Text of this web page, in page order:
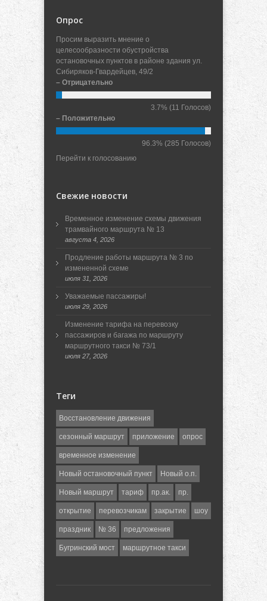
Опрос
Просим выразить мнение о
целесообразности обустройства
остановочных пунктов в районе здания ул.
Сибиряков-Гвардейцев, 49/2
– Отрицательно
3.7% (11 Голосов)
– Положительно
96.3% (285 Голосов)
Перейти к голосованию
Свежие новости
Временное изменение схемы движения
трамвайного маршрута № 13
августа 4, 2026
Продление работы маршрута № 3 по
измененной схеме
июля 31, 2026
Уважаемые пассажиры!
июля 29, 2026
Изменение тарифа на перевозку
пассажиров и багажа по маршруту
маршрутного такси № 73/1
июля 27, 2026
Теги
Восстановление движения
сезонный маршрут приложение опрос
временное изменение
Новый остановочный пункт Новый о.п.
Новый маршрут тариф пр.ак. пр.
открытие перевозчикам закрытие шоу
праздник № 36 предложения
Бугринский мост маршрутное такси